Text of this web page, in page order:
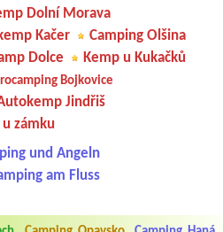
Dolní Morava
Kačer
Camping Olšina
Dolce
Kemp u Kukačků
Bojkovice
Jindřiš
u zámku
und Angeln
am Fluss